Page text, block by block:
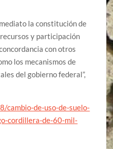
la constitución de
y participación
con otros
los mecanismos de
del gobierno federal”,
cambio-de-uso-de-suelo-
cordillera-de-60-mil-